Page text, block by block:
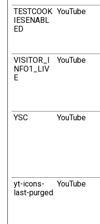
TESTCOOK
IESENABL
ED
YouTube
VISITOR_I
NFO1_LIV
E
YouTube
YSC YouTube
yt-icons-
last-purged
YouTube